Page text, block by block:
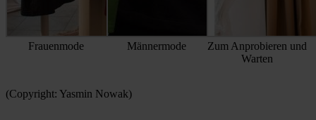
Frauenmode Männermode
Zum Anprobieren und
Warten
(Copyright: Yasmin Nowak)